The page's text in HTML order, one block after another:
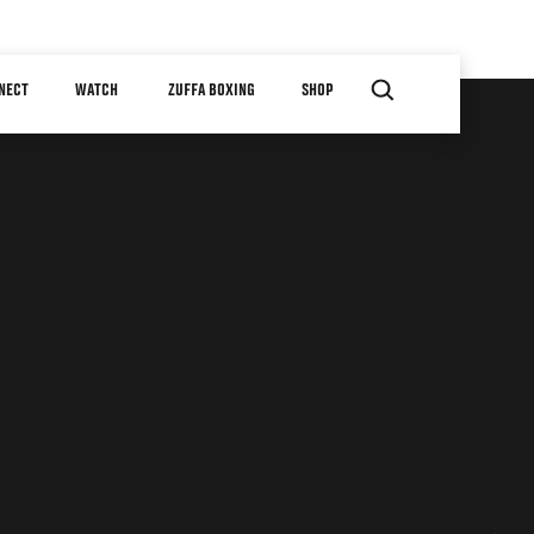
WATCH ZUFFA BOXING SHOP